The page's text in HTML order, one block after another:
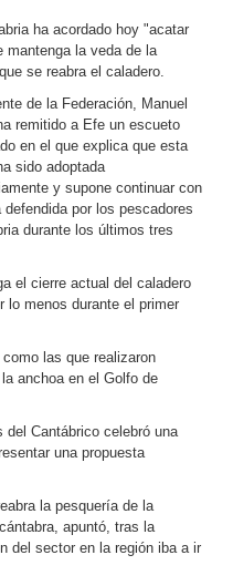
ha acordado hoy "acatar
mantenga la veda de la
se reabra el caladero.
de la Federación, Manuel
remitido a Efe un escueto
en el que explica que esta
sido adoptada
y supone continuar con
defendida por los pescadores
durante los últimos tres
el cierre actual del caladero
lo menos durante el primer
las que realizaron
anchoa en el Golfo de
Cantábrico celebró una
una propuesta
la pesquería de la
apuntó, tras la
del sector en la región iba a ir